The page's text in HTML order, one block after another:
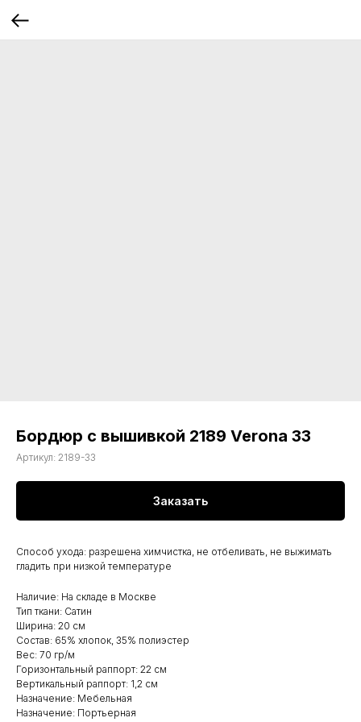
Бордюр с вышивкой 2189 Verona 33
Артикул: 2189-33
Заказать
Способ ухода: разрешена химчистка, не отбеливать, не выжимать
гладить при низкой температуре
Наличие: На складе в Москве
Тип ткани: Сатин
Ширина: 20 см
Состав: 65% хлопок, 35% полиэстер
Вес: 70 гр/м
Горизонтальный раппорт: 22 см
Вертикальный раппорт: 1,2 см
Назначение: Мебельная
Назначение: Портьерная